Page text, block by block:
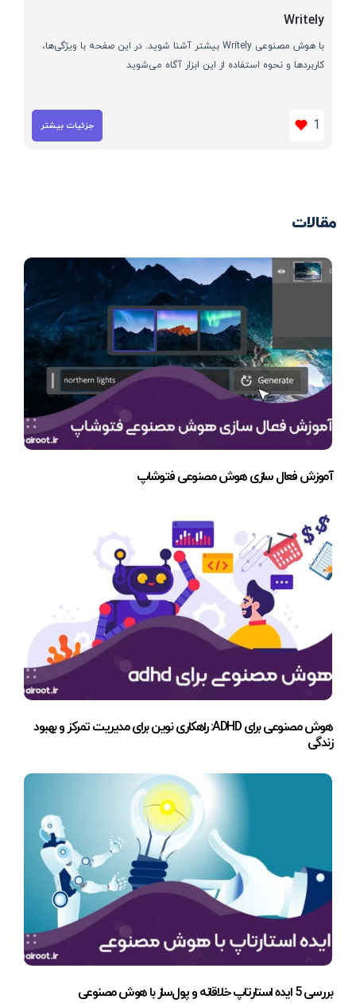
Writely
با هوش مصنوعی Writely بیشتر آشنا شوید. در این صفحه با ویژگی‌ها،
کاربردها و نحوه استفاده از این ابزار آگاه می‌شوید
1 جزئیات بیشتر
مقالات
آموزش فعال سازی هوش مصنوعی فتوشاپ
هوش مصنوعی برای ADHD: راهکاری نوین برای مدیریت تمرکز و بهبود
زندگی
بررسی 5 ایده استارتاپ خلاقانه و پول‌ساز با هوش مصنوعی